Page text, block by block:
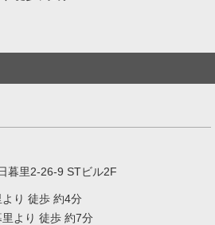
暮里2-26-9 STビル2F
り 徒歩 約4分
より 徒歩 約7分